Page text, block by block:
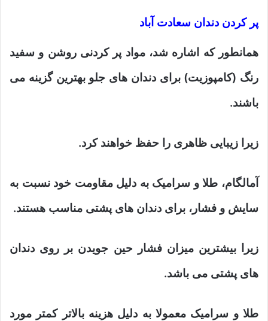
پر کردن دندان سعادت آباد
همانطور که اشاره شد، مواد پر کردنی روشن و سفید
رنگ (کامپوزیت) برای دندان های جلو بهترین گزینه می
باشند.
زیرا زیبایی ظاهری را حفظ خواهند کرد.
آمالگام، طلا و سرامیک به دلیل مقاومت خود نسبت به
سایش و فشار، برای دندان های پشتی مناسب هستند.
زیرا بیشترین میزان فشار حین جویدن بر روی دندان
های پشتی می باشد.
طلا و سرامیک معمولا به دلیل هزینه بالاتر کمتر مورد